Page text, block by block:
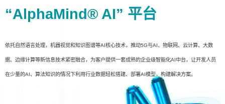
“AlphaMind® AI” 平台
依托自然语言处理，机器视觉和知识图谱等AI核心技术，推动5G与AI、物联网、云计算、大数
据、边缘计算等新信息技术紧密融合，为客户提供一套成熟的企业级智能化AI中台，让开发人员
在少量的AI、算法知识的情况下利用行业数据轻松搭建、部署AI模型，构建解决方案。